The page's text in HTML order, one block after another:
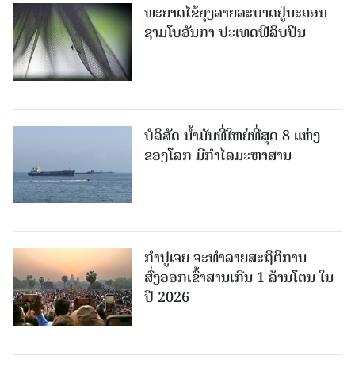
ພະຍາດໄຂ້ຍຸງລາຍລະບາດຢູ່ນະຄອນ
ຊາມໂບ​ອັນກາ ປະເທດຟີລິບປິນ
ບໍລິສັດ ນ້ຳມັນທີ່ໃຫຍ່ທີ່ສຸດ 8 ແຫ່ງ
ຂອງໂລກ ມີກຳໄລມະຫາສານ
ກຳປູເຈຍ ຈະທຳລາຍສະຖິຕິການ
ສົ່ງອອກເຂົ້າສານເກີນ 1 ລ້ານໂຕນ ໃນ
ປີ 2026